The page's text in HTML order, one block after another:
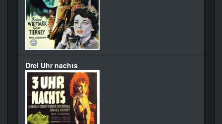
Drei Uhr nachts